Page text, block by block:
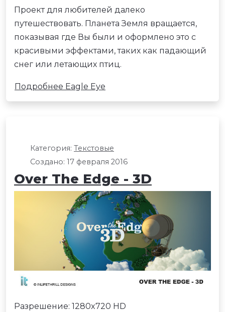
Проект для любителей далеко
путешествовать. Планета Земля вращается,
показывая где Вы были и оформлено это с
красивыми эффектами, таких как падающий
снег или летающих птиц.
Подробнее Eagle Eye
Категория: Текстовые
Создано: 17 февраля 2016
Over The Edge - 3D
Разрешение: 1280x720 HD